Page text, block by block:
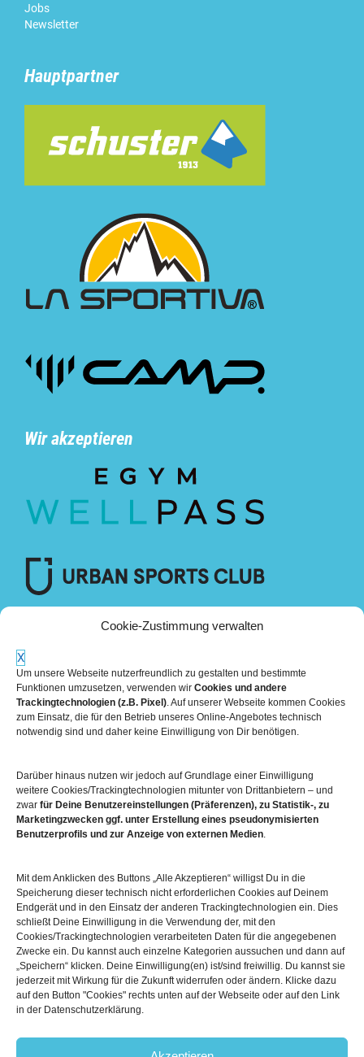
Cookie-Zustimmung verwalten
X
Um unsere Webseite nutzerfreundlich zu gestalten und bestimmte
Funktionen umzusetzen, verwenden wir Cookies und andere
Trackingtechnologien (z.B. Pixel). Auf unserer Webseite kommen Cookies
zum Einsatz, die für den Betrieb unseres Online-Angebotes technisch
notwendig sind und daher keine Einwilligung von Dir benötigen.
Darüber hinaus nutzen wir jedoch auf Grundlage einer Einwilligung
weitere Cookies/Trackingtechnologien mitunter von Drittanbietern – und
zwar für Deine Benutzereinstellungen (Präferenzen), zu Statistik-, zu
Marketingzwecken ggf. unter Erstellung eines pseudonymisierten
Benutzerprofils und zur Anzeige von externen Medien.
Mit dem Anklicken des Buttons „Alle Akzeptieren“ willigst Du in die
Speicherung dieser technisch nicht erforderlichen Cookies auf Deinem
Endgerät und in den Einsatz der anderen Trackingtechnologien ein. Dies
schließt Deine Einwilligung in die Verwendung der, mit den
Cookies/Trackingtechnologien verarbeiteten Daten für die angegebenen
Zwecke ein. Du kannst auch einzelne Kategorien aussuchen und dann auf
„Speichern“ klicken. Deine Einwilligung(en) ist/sind freiwillig. Du kannst sie
jederzeit mit Wirkung für die Zukunft widerrufen oder ändern. Klicke dazu
auf den Button "Cookies" rechts unten auf der Webseite oder auf den Link
in der Datenschutzerklärung.
Jobs
Newsletter
Hauptpartner
Wir akzeptieren
Mehr über die Boulderwelt
Unsere Hallen im Überblick
© 2026Boulderwelt
Benutzungsordnung